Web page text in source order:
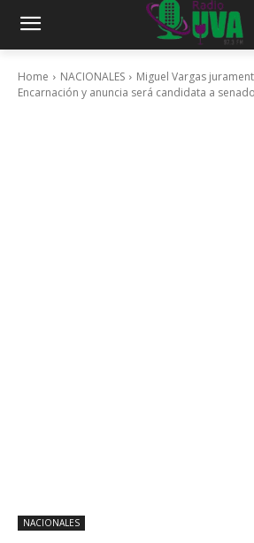
Home NACIONALES
Miguel Vargas
Encarnación y anuncia será candidata a
NACIONALES